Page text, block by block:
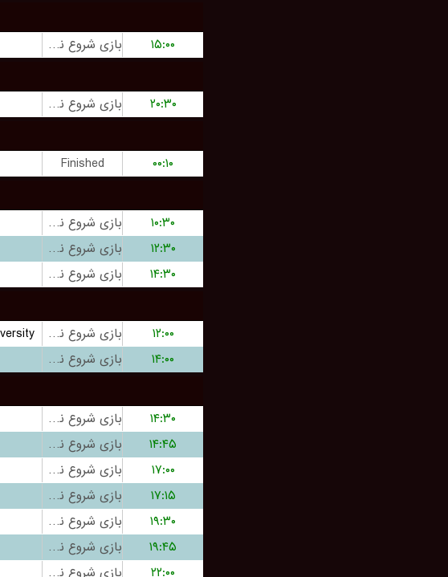
بازی شروع نشده است
۱۵:۰۰
بازی شروع نشده است
۲۰:۳۰
Finished
۰۰:۱۰
بازی شروع نشده است
۱۰:۳۰
بازی شروع نشده است
۱۲:۳۰
بازی شروع نشده است
۱۴:۳۰
بازی شروع نشده است
۱۲:۰۰
بازی شروع نشده است
۱۴:۰۰
بازی شروع نشده است
۱۴:۳۰
بازی شروع نشده است
۱۴:۴۵
بازی شروع نشده است
۱۷:۰۰
بازی شروع نشده است
۱۷:۱۵
بازی شروع نشده است
۱۹:۳۰
بازی شروع نشده است
۱۹:۴۵
بازی شروع نشده است ۲۲:۰۰